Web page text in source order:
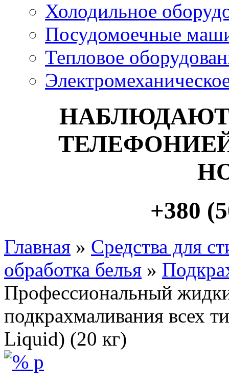
Холодильное
Посудомоечные
Тепловое
+380
Главная » Средства для
обработка белья »
Профессиональный
подкрахмаливания всех
Liquid) (20 кг)